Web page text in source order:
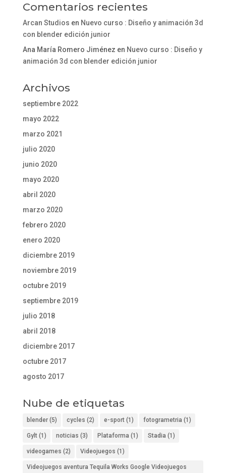
Comentarios recientes
Arcan Studios en Nuevo curso : Diseño y animación 3d
con blender edición junior
Ana María Romero Jiménez en Nuevo curso : Diseño y
animación 3d con blender edición junior
Archivos
septiembre 2022
mayo 2022
marzo 2021
julio 2020
junio 2020
mayo 2020
abril 2020
marzo 2020
febrero 2020
enero 2020
diciembre 2019
noviembre 2019
octubre 2019
septiembre 2019
julio 2018
abril 2018
diciembre 2017
octubre 2017
agosto 2017
Nube de etiquetas
blender(5) cycles (2) e-sport(1) fotogrametria(1)
Gylt(1) noticias (3) Plataforma(1) Stadia(1)
videogames (2) Videojuegos (1)
Videojuegos aventura Tequila Works Google Videojuegos